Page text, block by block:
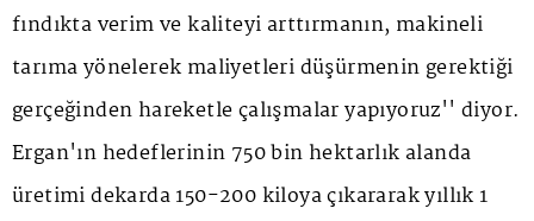
fındıkta verim ve kaliteyi arttırmanın, makineli
tarıma yönelerek maliyetleri düşürmenin gerektiği
gerçeğinden hareketle çalışmalar yapıyoruz'' diyor.
Ergan'ın hedeflerinin 750 bin hektarlık alanda
üretimi dekarda 150-200 kiloya çıkararak yıllık 1